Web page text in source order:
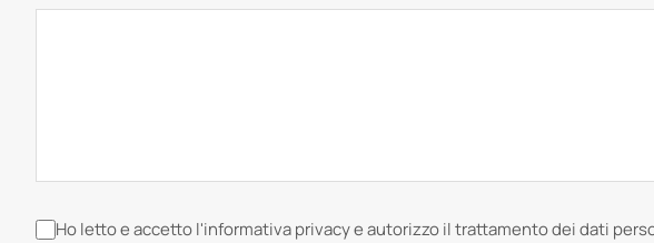
Ho letto e accetto l'informativa privacy e autorizzo il trattamento dei dati